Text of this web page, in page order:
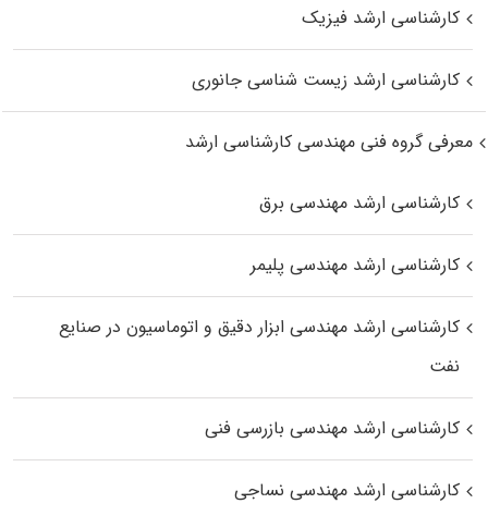
کارشناسی ارشد فیزیک
کارشناسی ارشد زیست‌ شناسی جانوری
معرفی گروه فنی مهندسی کارشناسی ارشد
کارشناسی ارشد مهندسی برق
کارشناسی ارشد مهندسی پلیمر
کارشناسی ارشد مهندسی ابزار دقیق و اتوماسیون در صنایع
نفت
کارشناسی ارشد مهندسی بازرسی فنی
کارشناسی ارشد مهندسی نساجی